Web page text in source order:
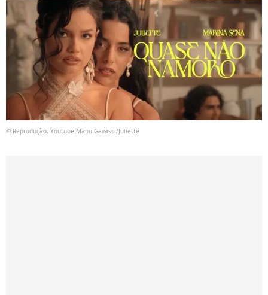
© Reprodução, Youtube:Manu Gavassi/Juliette